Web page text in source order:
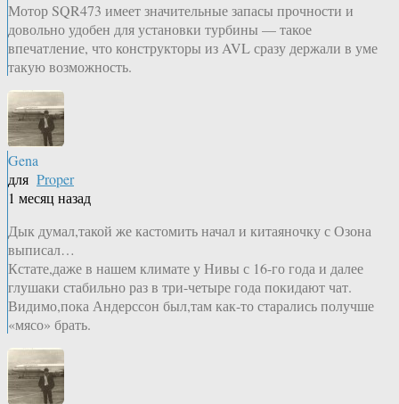
Мотор SQR473 имеет значительные запасы прочности и
довольно удобен для установки турбины — такое
впечатление, что конструкторы из AVL сразу держали в уме
такую возможность.
Gena
для Proper
1 месяц назад
Дык думал,такой же кастомить начал и китаяночку с Озона
выписал…
Кстате,даже в нашем климате у Нивы с 16-го года и далее
глушаки стабильно раз в три-четыре года покидают чат.
Видимо,пока Андерссон был,там как-то старались получше
«мясо» брать.